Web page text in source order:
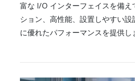
富な I/O インターフェイスを備え
ション、高性能、設置しやすい
に優れたパフォーマンスを提供し